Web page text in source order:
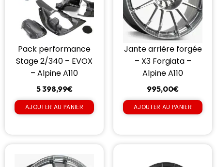
Pack performance
Stage 2/340 – EVOX
– Alpine A110
5 398,99€
AJOUTER AU PANIER
Jante arrière forgée
– X3 Forgiata –
Alpine A110
995,00€
AJOUTER AU PANIER